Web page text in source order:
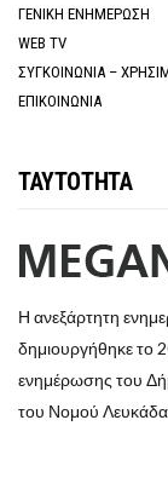
ΓΕΝΙΚΗ ΕΝΗΜΕΡΩΣΗ
WEB TV
ΣΥΓΚΟΙΝΩΝΙΑ –
ΕΠΙΚΟΙΝΩΝΙΑ
ΤΑΥΤΟΤΗΤΑ
Η ανεξάρτητη
δημιουργήθηκε το
ενημέρωσης του
του Νομού